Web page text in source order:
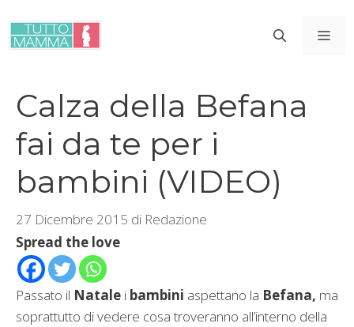
contenuto
Calza della Befana
fai da te per i
bambini (VIDEO)
27 Dicembre 2015 di Redazione
Spread the love
Passato il Natale i bambini aspettano la Befana, ma
soprattutto di vedere cosa troveranno all’interno della